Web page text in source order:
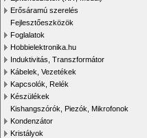
Erősáramú szerelés
Fejlesztőeszközök
Foglalatok
Hobbielektronika.hu
Induktivitás, Transzformátor
Kábelek, Vezetékek
Kapcsolók, Relék
Készülékek
Kishangszórók, Piezók, Mikrofonok
Kondenzátor
Kristályok